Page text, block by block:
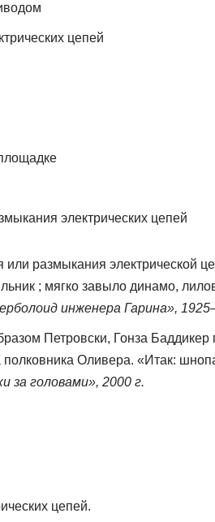
цепей
электрических цепей
или размыкания электрической
; мягко завыло динамо,
инженера Гарина»,
Петровски, Гонза
Оливера. «Итак:
за головами», 2000 г.
цепей.